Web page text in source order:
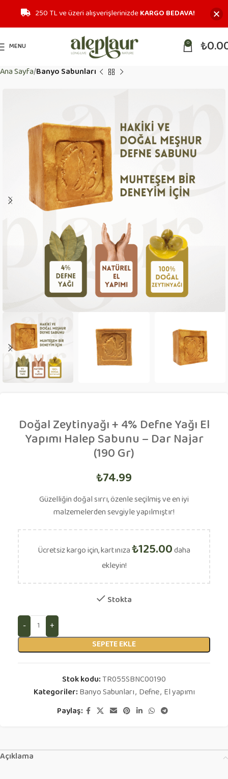
MENU 0 ₺
Ana Sayfa Banyo Sabunları
Doğal Zeytinyağı + 4% Defne Yağı El
Yapımı Halep Sabunu – Dar Najar
(190 Gr)
₺74.99
Güzelliğin doğal sırrı, özenle seçilmiş ve en iyi
malzemelerden sevgiyle yapılmıştır!
Ücretsiz kargo için, kartınıza₺125.00daha
ekleyin!
Stokta
SEPETE EKLE
Stok kodu:TR055SBNC00190
Kategoriler:Banyo Sabunları, Defne, El yapımı
Paylaş:
Açıklama
250 TL ve üzeri alışverişlerinizdeKARGO BEDAVA!